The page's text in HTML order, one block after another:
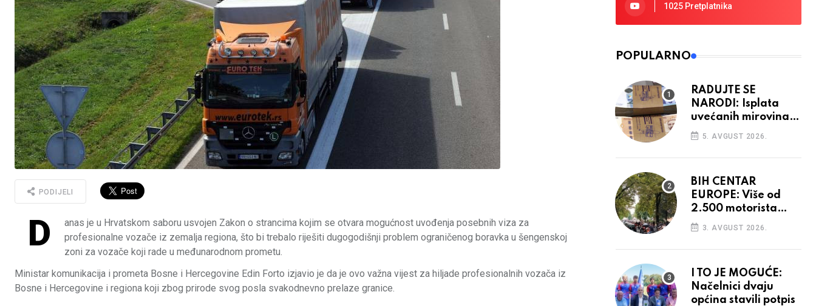
PODIJELI
D
anas je u Hrvatskom saboru usvojen Zakon o strancima kojim se otvara mogućnost uvođenja posebnih viza za
profesionalne vozače iz zemalja regiona, što bi trebalo riješiti dugogodišnji problem ograničenog boravka u šengenskoj
zoni za vozače koji rade u međunarodnom prometu.
Ministar komunikacija i prometa Bosne i Hercegovine Edin Forto izjavio je da je ovo važna vijest za hiljade profesionalnih vozača iz
Bosne i Hercegovine i regiona koji zbog prirode svog posla svakodnevno prelaze granice.
1025 Pretplatnika
POPULARNO
RADUJTE SE
NARODI: Isplata
uvećanih mirovina
krenula, mogle bi
opet rasti
5. AVGUST 2026.
BIH CENTAR
EUROPE: Više od
2.500 motorista
defiliralo gradom
3. AVGUST 2026.
I TO JE MOGUĆE:
Načelnici dvaju
općina stavili potpis